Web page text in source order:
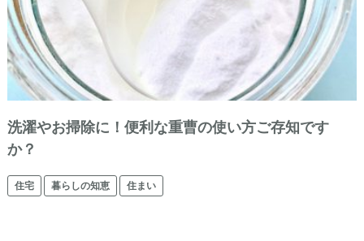
洗濯やお掃除に！便利な重曹の使い方ご存知です
か？
住宅 暮らしの知恵 住まい